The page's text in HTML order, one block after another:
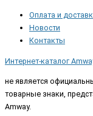
Оплата и
Новости
Контакты
Интернет-каталог
не является
товарные знаки,
Amway.